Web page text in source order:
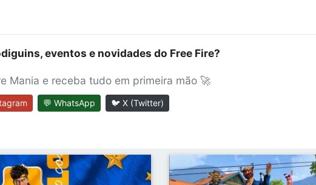
eventos e novidades do Free Fire?
Mania e receba tudo em primeira mão 🚀
💬 WhatsApp 🐦 X (Twitter)